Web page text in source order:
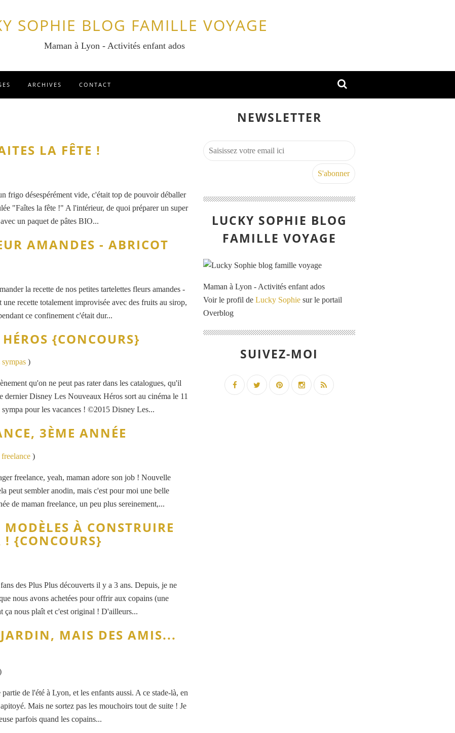
SOPHIE BLOG FAMILLE VOYAGE
Maman à Lyon - Activités enfant ados
ARCHIVES CONTACT
LA FÊTE !
frigo désespérément vide, c'était top de pouvoir déballer
"Faîtes la fête !" A l'intérieur, de quoi préparer un super
un paquet de pâtes BIO...
AMANDES - ABRICOT
la recette de nos petites tartelettes fleurs amandes -
recette totalement improvisée avec des fruits au sirop,
ce confinement c'était dur...
{CONCOURS}
)
qu'on ne peut pas rater dans les catalogues, qu'il
dernier Disney Les Nouveaux Héros sort au cinéma le 11
pour les vacances ! ©2015 Disney Les...
3ÈME ANNÉE
)
freelance, yeah, maman adore son job ! Nouvelle
peut sembler anodin, mais c'est pour moi une belle
de maman freelance, un peu plus sereinement,...
À CONSTRUIRE
{CONCOURS}
des Plus Plus découverts il y a 3 ans. Depuis, je ne
nous avons achetées pour offrir aux copains (une
ça nous plaît et c'est original ! D'ailleurs...
MAIS DES AMIS...
de l'été à Lyon, et les enfants aussi. A ce stade-là, en
Mais ne sortez pas les mouchoirs tout de suite ! Je
parfois quand les copains...
NEWSLETTER
LUCKY SOPHIE BLOG
FAMILLE VOYAGE
Maman à Lyon - Activités enfant ados
Voir le profil de Lucky Sophie sur le portail
Overblog
SUIVEZ-MOI